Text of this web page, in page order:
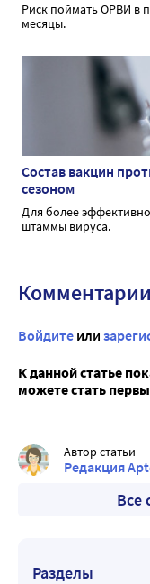
Риск поймать ОРВИ в
месяцы.
Состав вакцин
сезоном
Для более
штаммы вируса.
Комментарии
Войдите или
К данной статье
можете стать
Автор статьи
Редакция
Все
Разделы